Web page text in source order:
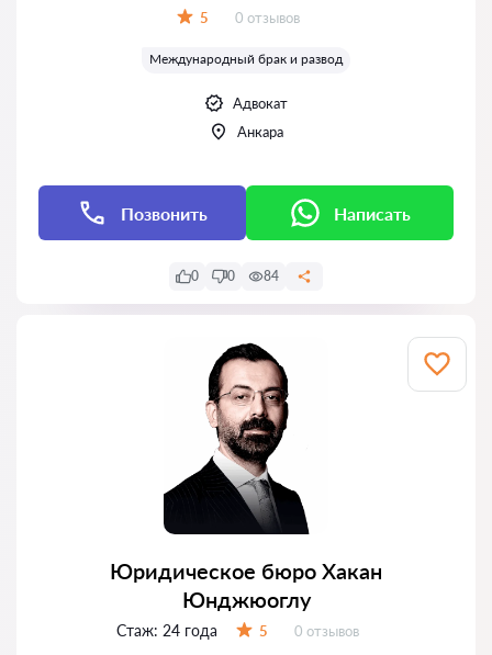
5 Отзывов:
0 отзывов
Международный брак и развод
Адвокат
Анкара
Позвонить Написать
0 0 84
Юридическое бюро Хакан
Юнджюоглу
Стаж: 24 года 5 Отзывов:
0 отзывов